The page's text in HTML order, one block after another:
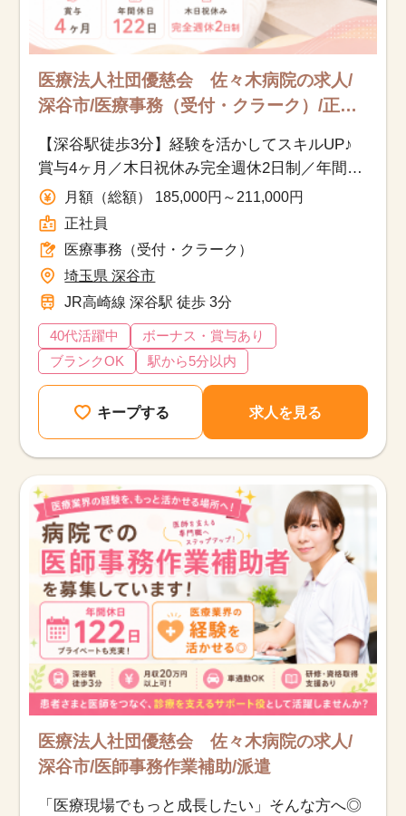
医療法人社団優慈会 佐々木病院の求人/
深谷市/医療事務（受付・クラーク）/正社
員
【深谷駅徒歩3分】経験を活かしてスキルUP♪
賞与4ヶ月／木日祝休み完全週休2日制／年間休
日122日／保育補助あり◎
月額（総額） 185,000円～211,000円
正社員
医療事務（受付・クラーク）
埼玉県 深谷市
JR高崎線 深谷駅 徒歩 3分
40代活躍中
ボーナス・賞与あり
ブランクOK
駅から5分以内
キープする 求人を見る
医療法人社団優慈会 佐々木病院の求人/
深谷市/医師事務作業補助/派遣
「医療現場でもっと成長したい」そんな方へ◎